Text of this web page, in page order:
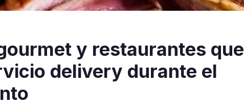
y restaurantes que
delivery durante el